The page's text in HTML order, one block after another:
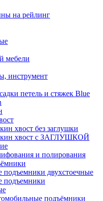
на рейлинг
мебели
инструмент
петель и стяжек Blue
хвост без заглушки
хвост с ЗАГЛУШКОЙ
и полирования
двухстоечные
подъемники
подъёмники